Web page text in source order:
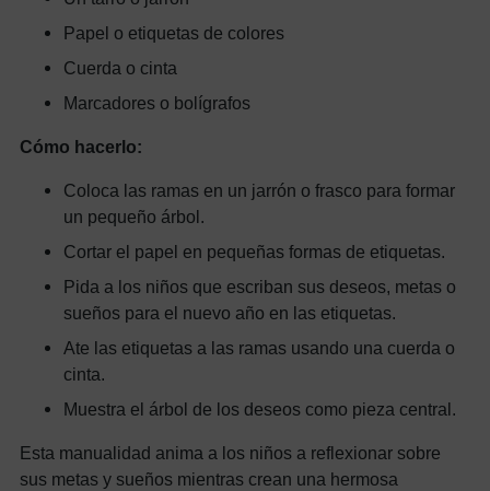
Papel o etiquetas de colores
Cuerda o cinta
Marcadores o bolígrafos
Cómo hacerlo:
Coloca las ramas en un jarrón o frasco para formar
un pequeño árbol.
Cortar el papel en pequeñas formas de etiquetas.
Pida a los niños que escriban sus deseos, metas o
sueños para el nuevo año en las etiquetas.
Ate las etiquetas a las ramas usando una cuerda o
cinta.
Muestra el árbol de los deseos como pieza central.
Esta manualidad anima a los niños a reflexionar sobre
sus metas y sueños mientras crean una hermosa